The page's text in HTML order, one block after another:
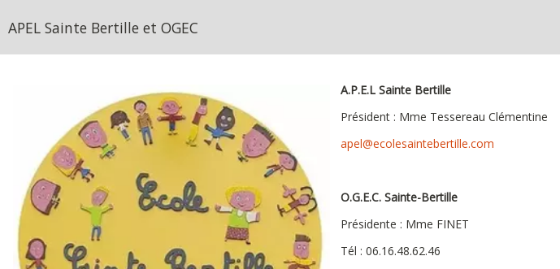
APEL Sainte Bertille et OGEC
A.P.E.L Sainte Bertille
Président : Mme Tessereau Clémentine
apel@ecolesaintebertille.com
O.G.E.C. Sainte-Bertille
Présidente : Mme FINET
Tél : 06.16.48.62.46